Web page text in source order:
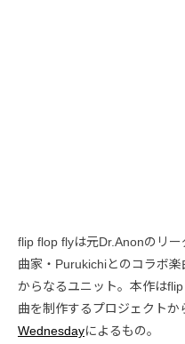
flip flop flyは元Dr.Anonのリー
曲家・Purukichiとのコラボ
からなるユニット。本作は
曲を制作するプロジェクト
Wednesdayによるもの。